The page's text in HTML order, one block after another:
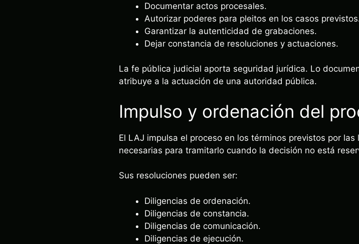
Documentar actos procesales.
Autorizar poderes para pleitos en los casos
Garantizar la autenticidad de grabaciones.
Dejar constancia de resoluciones y actuaciones.
La fe pública judicial aporta seguridad jurídica. Lo
atribuye a la actuación de una autoridad pública.
Impulso y ordenación del
El LAJ impulsa el proceso en los términos previstos por
necesarias para tramitarlo cuando la decisión no está
Sus resoluciones pueden ser:
Diligencias de ordenación.
Diligencias de constancia.
Diligencias de comunicación.
Diligencias de ejecución.